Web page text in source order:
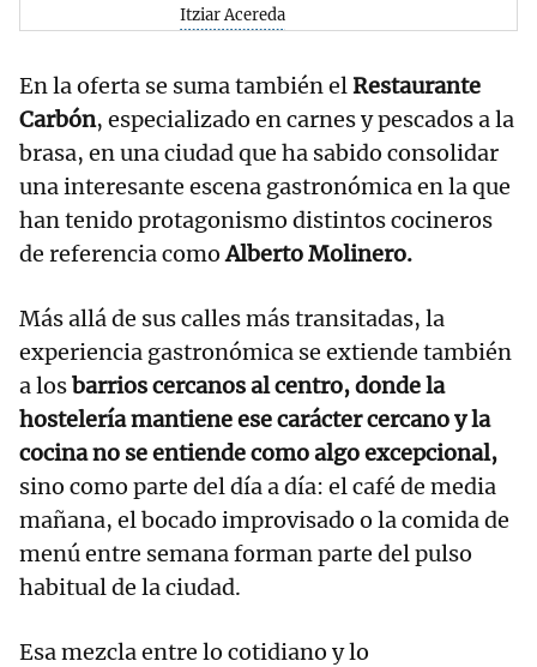
Itziar Acereda
En la oferta se suma también elRestaurante
Carbón, especializado en carnes y pescados a la
brasa, en una ciudad que ha sabido consolidar
una interesante escena gastronómica en la que
han tenido protagonismo distintos cocineros
de referencia comoAlberto Molinero.
Más allá de sus calles más transitadas, la
experiencia gastronómica se extiende también
a losbarrios cercanos al centro, donde la
hostelería mantiene ese carácter cercano y la
cocina no se entiende como algo excepcional,
sino como parte del día a día: el café de media
mañana, el bocado improvisado o la comida de
menú entre semana forman parte del pulso
habitual de la ciudad.
Esa mezcla entre lo cotidiano y lo